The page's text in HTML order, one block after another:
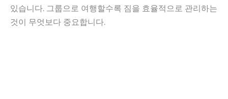
있습니다. 그룹으로 여행할수록 짐을 효율적으로 관리하는
것이 무엇보다 중요합니다.